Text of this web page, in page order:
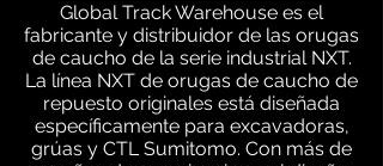
Global Track Warehouse es el
fabricante y distribuidor de las orugas
de caucho de la serie industrial NXT.
La línea NXT de orugas de caucho de
repuesto originales está diseñada
específicamente para excavadoras,
grúas y CTL Sumitomo. Con más de